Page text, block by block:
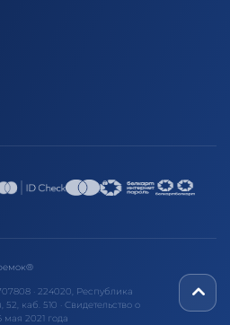
· 224020, Республика
каб. 510 · Свидетельство о
2021 года